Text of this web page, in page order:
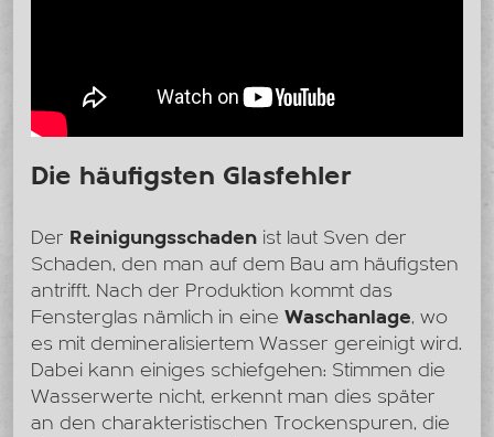
Die häufigsten Glasfehler
Der Reinigungsschaden ist laut Sven der
Schaden, den man auf dem Bau am häufigsten
antrifft. Nach der Produktion kommt das
Fensterglas nämlich in eine Waschanlage, wo
es mit demineralisiertem Wasser gereinigt wird.
Dabei kann einiges schiefgehen: Stimmen die
Wasserwerte nicht, erkennt man dies später
an den charakteristischen Trockenspuren, die